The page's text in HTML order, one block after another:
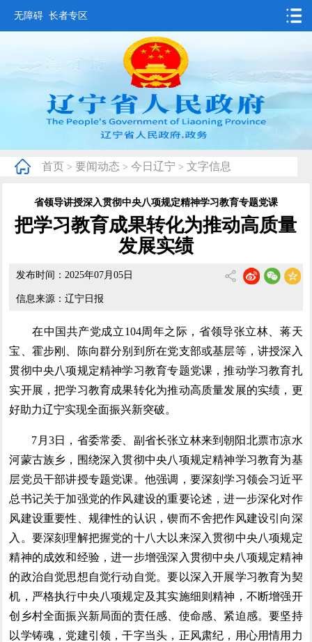
无障碍 长者专区
要闻动态
政务公开
互动交流
数据发布
省情概况
首页 > 要闻动态 > 今日辽宁 > 文字信息
省领导讲授深入贯彻中央八项规定精神学习教育专题党课
把学习教育成果转化为推动高质量
发展实绩
发布时间：2025年07月05日
信息来源：辽宁日报
在中国共产党成立104周年之际，省领导张立林、蒋天
宝、霍步刚、陈向群分别到所在党支部或基层等，讲授深入
贯彻中央八项规定精神学习教育专题党课，推动学习教育扎
实开展，把学习教育成果转化为推动高质量发展的实绩，更
好助力辽宁实现全面振兴新突破。
7月3日，省委常委、副省长张立林来到朝阳北票市凉水
河蒙古族乡，围绕深入贯彻中央八项规定精神学习教育为基
层党员干部讲授专题党课。他强调，要深刻学习领会习近平
总书记关于加强党的作风建设的重要论述，进一步深化对作
风建设重要性、规律性的认识，锲而不舍把作风建设引向深
入。要深刻理解把握党的十八大以来深入贯彻中央八项规定
精神的成效和经验，进一步增强深入贯彻中央八项规定精神
的政治自觉思想自觉行动自觉。要以深入开展学习教育为契
机，严格执行中央八项规定及其实施细则精神，不断增强开
创乡村全面振兴新局面的责任感、使命感、紧迫感。要坚持
以学铸魂，党建引领，干字当头，正风肃纪，用心用情用力